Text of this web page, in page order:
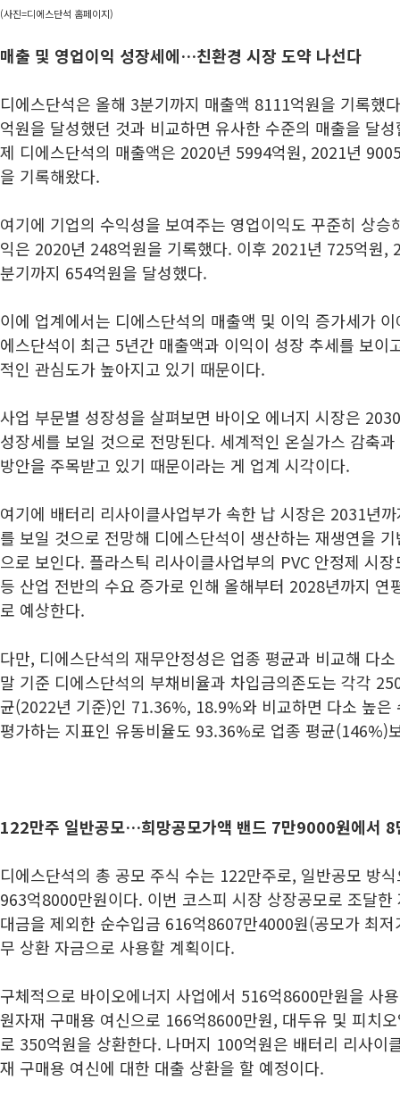
(사진=디에스단석 홈페이지)
매출 및 영업이익 성장세에…친환경 시장 도약 나선다
디에스단석은 올해 3분기까지 매출액 8111억원을 기록했
억원을 달성했던 것과 비교하면 유사한 수준의 매출을 달
제 디에스단석의 매출액은 2020년 5994억원, 2021년
을 기록해왔다.
여기에 기업의 수익성을 보여주는 영업이익도 꾸준히 상승
익은 2020년 248억원을 기록했다. 이후 2021년 725억원,
분기까지 654억원을 달성했다.
이에 업계에서는 디에스단석의 매출액 및 이익 증가세가
에스단석이 최근 5년간 매출액과 이익이 성장 추세를 보이
적인 관심도가 높아지고 있기 때문이다.
사업 부문별 성장성을 살펴보면 바이오 에너지 시장은
성장세를 보일 것으로 전망된다. 세계적인 온실가스 감축
방안을 주목받고 있기 때문이라는 게 업계 시각이다.
여기에 배터리 리사이클사업부가 속한 납 시장은 2031년
를 보일 것으로 전망해 디에스단석이 생산하는 재생연을
으로 보인다. 플라스틱 리사이클사업부의 PVC 안정제 시
등 산업 전반의 수요 증가로 인해 올해부터 2028년까지
로 예상한다.
다만, 디에스단석의 재무안정성은 업종 평균과 비교해 다
말 기준 디에스단석의 부채비율과 차입금의존도는 각각
균(2022년 기준)인 71.36%, 18.9%와 비교하면 다소 높은
평가하는 지표인 유동비율도 93.36%로 업종 평균(146%)
122만주 일반공모…희망공모가액 밴드 7만9000원에서
디에스단석의 총 공모 주식 수는 122만주로, 일반공모 방
963억8000만원이다. 이번 코스피 시장 상장공모로 조달
대금을 제외한 순수입금 616억8607만4000원(공모가 최
무 상환 자금으로 사용할 계획이다.
구체적으로 바이오에너지 사업에서 516억8600만원을 사
원자재 구매용 여신으로 166억8600만원, 대두유 및 피치
로 350억원을 상환한다. 나머지 100억원은 배터리 리사이
재 구매용 여신에 대한 대출 상환을 할 예정이다.